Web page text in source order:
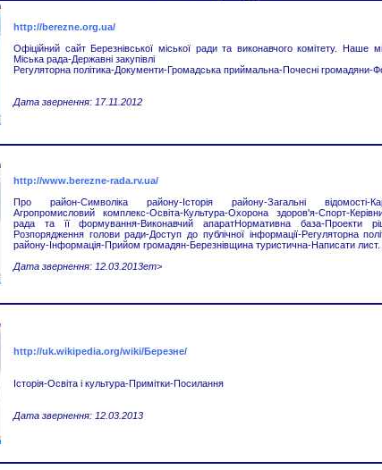
http://berezne.org.ua/
Офіційний сайт Березнівської міської ради та виконавчого комітету. Наше
Міська рада-Державні закупівлі
Регуляторна політика-Документи-Громадська приймальна-Почесні громадяни-
Дата звернення: 17.11.2012
http://www.berezne-rada.rv.ua/
Про район-Символіка району-Історія району-Загальні відомості-
Агропромисловий комплекс-Освіта-Культура-Охорона здоров'я-Спорт-
рада та її формування-Виконавчий апаратНормативна база-Проекти
Розпорядження голови ради-Доступ до публічної інформації-Регуляторна
району-Інформація-Прийом громадян-Березнівщина туристична-Написати лист.
Дата звернення: 12.03.2013em>
http://uk.wikipedia.org/wiki/Березне/
Історія-Освіта і культура-Примітки-Посилання
Дата звернення: 12.03.2013